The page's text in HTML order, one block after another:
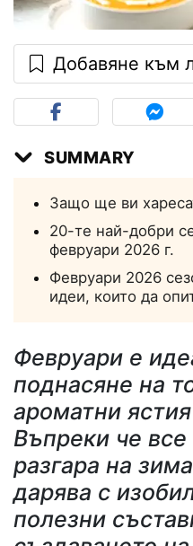
Добавяне към
SUMMARY
Защо ще ви
20-те най-добри
февруари 2026 г.
Февруари 2026
идеи, които да
Февруари е
поднасяне на
ароматни
Въпреки че
разгара на
дарява с
полезни